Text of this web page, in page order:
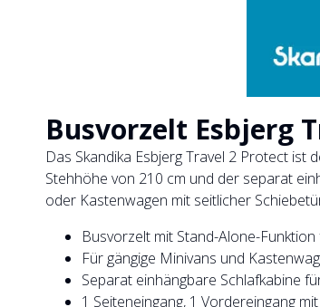
Busvorzelt Esbjerg
Das Skandika Esbjerg Travel 2 Protect
Stehhöhe von 210 cm und der separat
oder Kastenwagen mit seitlicher
Busvorzelt mit Stand-Alone-
Für gängige Minivans und
Separat einhängbare Schlafkabine
1 Seiteneingang, 1 Vordereingang